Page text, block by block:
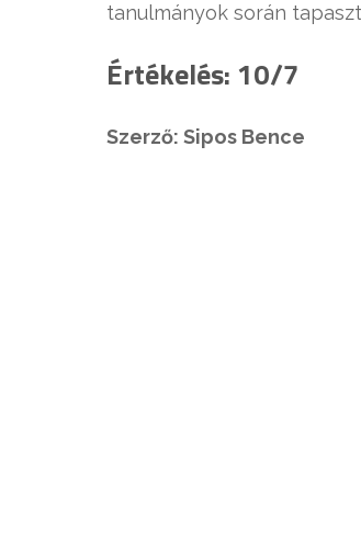
tanulmányok során
Értékelés: 10/7
Szerző: Sipos Bence